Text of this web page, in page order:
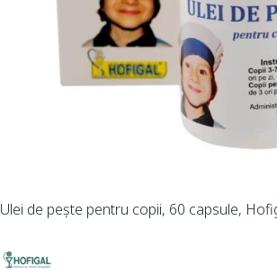
Ulei de pește pentru copii, 60 capsule,